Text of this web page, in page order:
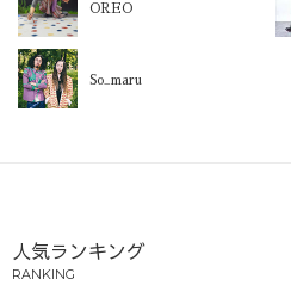
OREO
So_maru
人気ランキング
RANKING